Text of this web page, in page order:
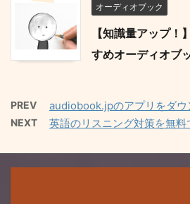
オーディオブック
【知識量アップ！
すめオーディオブ
PREV audiobook.jpのアプリをダウ
NEXT 英語のリスニング対策を無料